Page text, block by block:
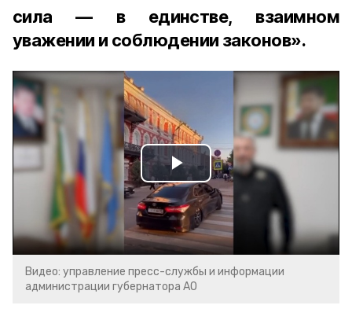
сила — в единстве, взаимном
уважении и соблюдении законов».
Play
Video
Видео: управление пресс-службы и информации
администрации губернатора АО